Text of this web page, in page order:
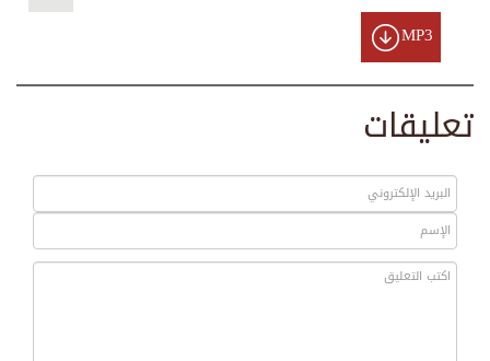
MP3
تعليقات